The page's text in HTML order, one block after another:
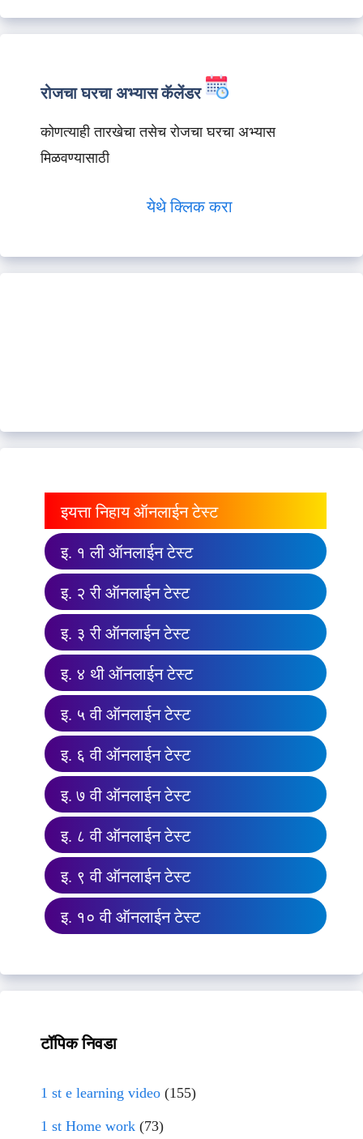
रोजचा घरचा अभ्यास कॅलेंडर
कोणत्याही तारखेचा तसेच रोजचा घरचा अभ्यास
मिळवण्यासाठी
येथे क्लिक करा
इयत्ता निहाय ऑनलाईन टेस्ट
इ. १ ली ऑनलाईन टेस्ट
इ. २ री ऑनलाईन टेस्ट
इ. ३ री ऑनलाईन टेस्ट
इ. ४ थी ऑनलाईन टेस्ट
इ. ५ वी ऑनलाईन टेस्ट
इ. ६ वी ऑनलाईन टेस्ट
इ. ७ वी ऑनलाईन टेस्ट
इ. ८ वी ऑनलाईन टेस्ट
इ. ९ वी ऑनलाईन टेस्ट
इ. १० वी ऑनलाईन टेस्ट
टॉपिक निवडा
1 st e learning video (155)
1 st Home work (73)